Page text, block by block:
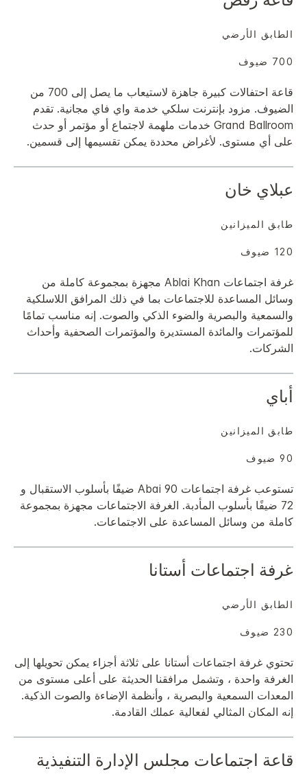
قاعة احتفالات كبيرة جاهزة لاستيعاب ما يصل إلى 700 من
الضيوف. مزود بإنترنت سلكي خدمة واي فاي مجانية. تقدم
Grand Ballroom خدمات ملهمة لاجتماع أو مؤتمر أو حدث
على أي مستوى. لأغراض محددة يمكن تقسيمها إلى قسمين.
الطابق الأرضي
700 ضيوف
عبلاي خان
غرفة اجتماعات Ablai Khan مجهزة بمجموعة كاملة من
وسائل المساعدة للاجتماعات بما في ذلك المرافق اللاسلكية
والسمعية والبصرية والضوء الذكي والصوت. إنه مناسب تمامًا
للمؤتمرات والمائدة المستديرة والمؤتمرات الصحفية وأحداث
الشركات.
طابق الميزانين
120 ضيوف
أباي
تستوعب غرفة اجتماعات Abai 90 ضيفًا بأسلوب الاستقبال و
72 ضيفًا بأسلوب المأدبة. الغرفة الاجتماعات مجهزة بمجموعة
كاملة من وسائل المساعدة على الاجتماعات.
طابق الميزانين
90 ضيوف
غرفة اجتماعات أستانا
تحتوي غرفة اجتماعات أستانا على ثلاثة أجزاء يمكن تحويلها إلى
الغرفة واحدة ، وتشمل مرافقنا الحديثة على أعلى مستوى من
المعدات السمعية والبصرية ، وأنظمة الإضاءة والصوت الذكية.
إنه المكان المثالي لفعالية عملك القادمة.
الطابق الأرضي
230 ضيوف
قاعة اجتماعات مجلس الإدارة التنفيذية